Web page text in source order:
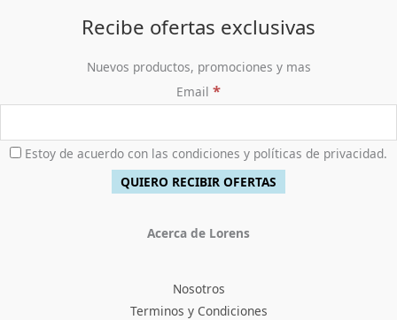
Recibe ofertas exclusivas
Nuevos productos, promociones y mas
Email *
Estoy de acuerdo con las condiciones y políticas de privacidad.
Acerca de Lorens
Nosotros
Terminos y Condiciones